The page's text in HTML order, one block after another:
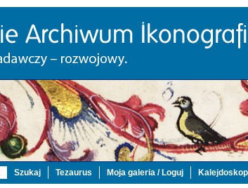
Szukaj Tezaurus Moja galeria / Loguj Kalejdoskop